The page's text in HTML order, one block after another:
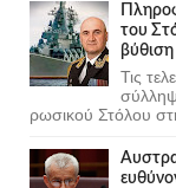
του
Τις
ρωσικού Στόλου